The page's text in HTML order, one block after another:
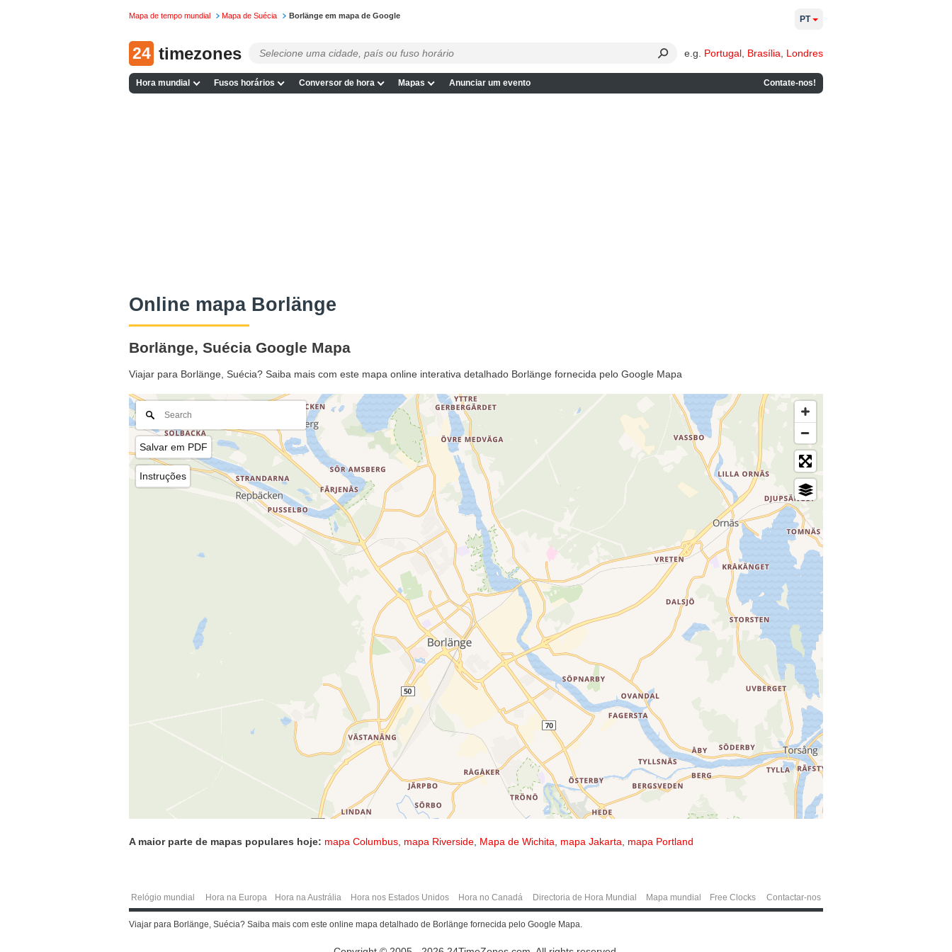
Mapa de tempo mundial Mapa de Suécia Borlänge em mapa de Google
24 timezones e.g. Portugal Brasília Londres
Hora mundial Fusos horários Conversor de hora Mapas Anunciar um evento Contate-nos!
PT
Online mapa Borlänge
Borlänge, Suécia Google Mapa
Viajar para Borlänge, Suécia? Saiba mais com este mapa online interativa detalhado Borlänge fornecida pelo Google Mapa
Salvar em PDF
Instruções
A maior parte de mapas populares hoje: mapa Columbus mapa Riverside Mapa de Wichita mapa Jakarta mapa Portland
Relógio mundial Hora na Europa Hora na Austrália Hora nos Estados Unidos Hora no Canadá Directoria de Hora Mundial Mapa mundial Free Clocks Contactar-nos
Viajar para Borlänge, Suécia? Saiba mais com este online mapa detalhado de Borlänge fornecida pelo Google Mapa.